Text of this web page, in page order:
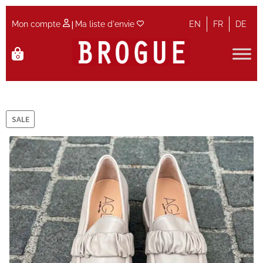
EN FR DE
0
Mon compte | Ma liste d'envie
Aller
Aller
au
Accueil
Accueil
Actualités et Evènements
Contact
Guide des tailles
Maintenance
SALE